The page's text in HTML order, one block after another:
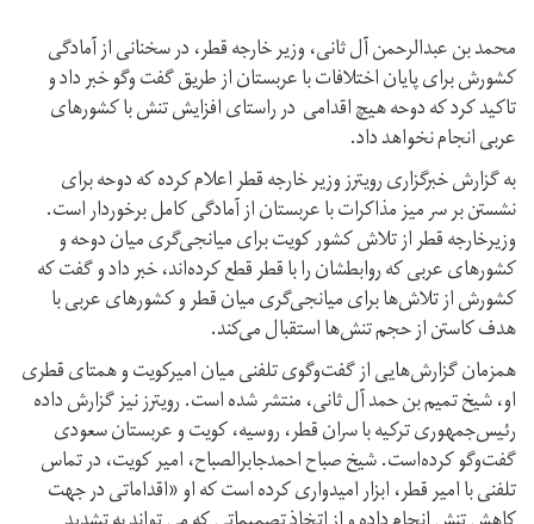
محمد بن عبدالرحمن آل ثانی، وزیر خارجه قطر، در سخنانی از آمادگی
کشورش برای پایان اختلافات با عربستان از طریق گفت وگو خبر داد و
تاکید کرد که دوحه هیچ اقدامی در راستای افزایش تنش با کشورهای
عربی انجام نخواهد داد.
به گزارش خبرگزاری رویترز وزیر خارجه قطر اعلام کرده که دوحه برای
نشستن بر سر میز مذاکرات با عربستان از آمادگی کامل برخوردار است.
وزیرخارجه قطر از تلاش کشور کویت برای میانجی‌گری میان دوحه و
کشورهای عربی که روابطشان را با قطر قطع کرده‌اند، خبر داد و گفت که
کشورش از تلاش‌ها برای میانجی‌گری میان قطر و کشورهای عربی با
هدف کاستن از حجم تنش‌ها استقبال می‌کند.
همزمان گزارش‌هایی از گفت‌وگوی تلفنی میان امیرکویت و همتای قطری
او، شیخ تمیم بن حمد آل ثانی، منتشر شده است. رویترز نیز گزارش داده
رئیس‌جمهوری ترکیه با سران قطر، روسیه، کویت و عربستان سعودی
گفت‌وگو کرده‌است. شیخ صباح احمدجابرالصباح، امیر کویت، در تماس
تلفنی با امیر قطر، ابزار امیدواری کرده است که او «اقداماتی در جهت